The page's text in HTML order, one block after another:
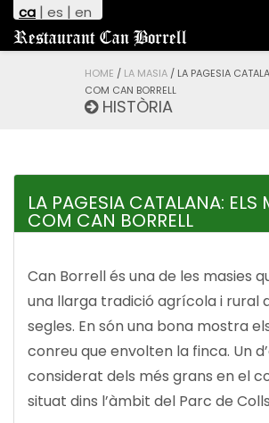
ca | es | en
Restaurant Can Borrell
HOME / LA MASIA / LA PAGESIA
COM CAN BORRELL
HISTÒRIA
LA PAGESIA CATALANA: ELS
COM CAN BORRELL
Can Borrell és una de les masies
una llarga tradició agrícola i rural
segles. En són una bona mostra
conreu que envolten la finca. Un
considerat dels més grans en el
situat dins l’àmbit del Parc de